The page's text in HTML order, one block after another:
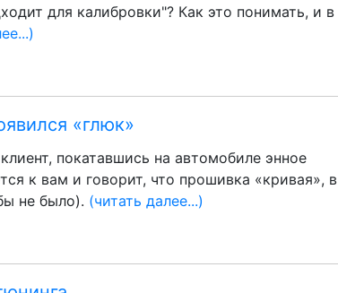
для калибровки"? Как это понимать, и в
«глюк»
покатавшись на автомобиле энное
к вам и говорит, что прошивка «кривая», в
не было). (читать далее...)